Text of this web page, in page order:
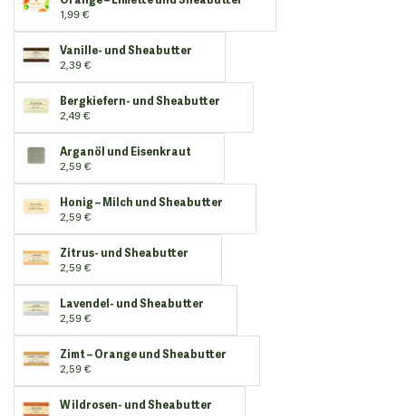
1,99 €
Vanille- und Sheabutter
2,39 €
Bergkiefern- und Sheabutter
2,49 €
Arganöl und Eisenkraut
2,59 €
Honig – Milch und Sheabutter
2,59 €
Zitrus- und Sheabutter
2,59 €
Lavendel- und Sheabutter
2,59 €
Zimt – Orange und Sheabutter
2,59 €
Wildrosen- und Sheabutter